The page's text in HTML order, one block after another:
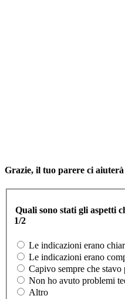
Grazie, il tuo parere ci
Quali sono stati gli aspetti
1/2
Le indicazioni erano
Le indicazioni erano
Capivo sempre che stavo
Non ho avuto problemi
Altro